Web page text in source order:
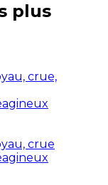
plus
crue,
crue